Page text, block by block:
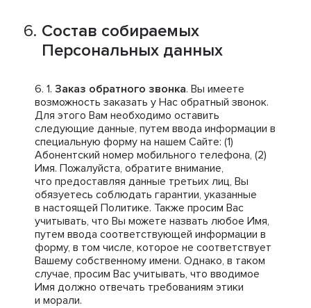
Состав собираемых
Персональных данных
Заказ обратного звонка. Вы имеете
возможность заказать у Нас обратный звонок.
Для этого Вам необходимо оставить
следующие данные, путем ввода информации в
специальную форму на нашем Сайте: (1)
Абонентский номер мобильного телефона, (2)
Имя. Пожалуйста, обратите внимание,
что предоставляя данные третьих лиц, Вы
обязуетесь соблюдать гарантии, указанные
в настоящей Политике. Также просим Вас
учитывать, что Вы можете назвать любое Имя,
путем ввода соответствующей информации в
форму, в том числе, которое не соответствует
Вашему собственному имени. Однако, в таком
случае, просим Вас учитывать, что вводимое
Имя должно отвечать требованиям этики
и морали.